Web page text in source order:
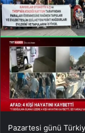
Pazartesi günü